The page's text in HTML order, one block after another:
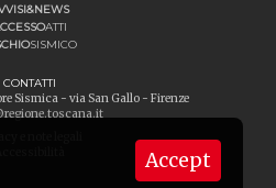
Accept
ATTI
SISMICO
CONTATTI
Sismica - via San Gallo - Firenze